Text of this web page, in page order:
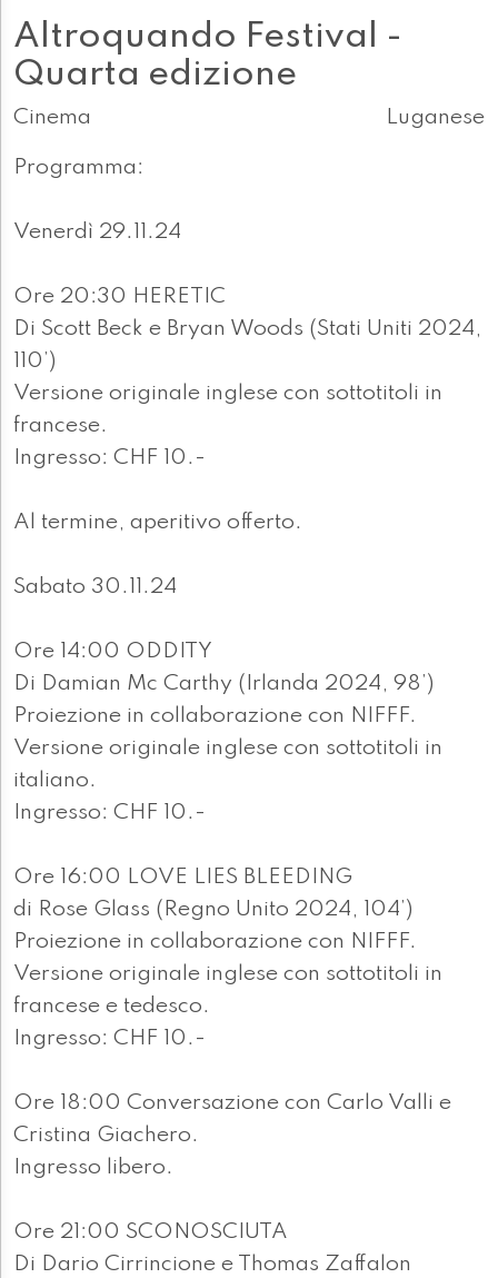
Altroquando Festival -
Quarta edizione
Cinema Luganese
Programma:
Venerdì 29.11.24
Ore 20:30 HERETIC
Di Scott Beck e Bryan Woods (Stati Uniti 2024,
110’)
Versione originale inglese con sottotitoli in
francese.
Ingresso: CHF 10.-
Al termine, aperitivo offerto.
Sabato 30.11.24
Ore 14:00 ODDITY
Di Damian Mc Carthy (Irlanda 2024, 98’)
Proiezione in collaborazione con NIFFF.
Versione originale inglese con sottotitoli in
italiano.
Ingresso: CHF 10.-
Ore 16:00 LOVE LIES BLEEDING
di Rose Glass (Regno Unito 2024, 104’)
Proiezione in collaborazione con NIFFF.
Versione originale inglese con sottotitoli in
francese e tedesco.
Ingresso: CHF 10.-
Ore 18:00 Conversazione con Carlo Valli e
Cristina Giachero.
Ingresso libero.
Ore 21:00 SCONOSCIUTA
Di Dario Cirrincione e Thomas Zaffalon